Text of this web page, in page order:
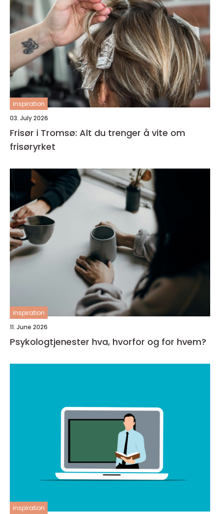
inspiration
03. July 2026
Frisør i Tromsø: Alt du trenger å vite om
frisøryrket
inspiration
11. June 2026
Psykologtjenester hva, hvorfor og for hvem?
inspiration